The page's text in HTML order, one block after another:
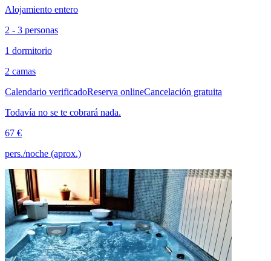
Alojamiento entero
2 - 3 personas
1 dormitorio
2 camas
Calendario verificadoReserva onlineCancelación gratuita
Todavía no se te cobrará nada.
67 €
pers./noche (aprox.)